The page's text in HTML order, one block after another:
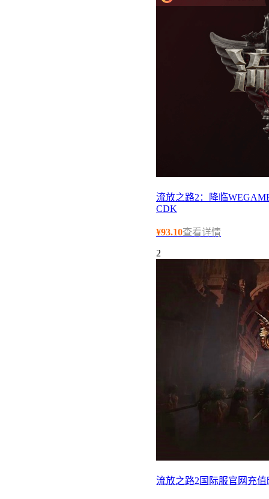
流放之路2：降临
CDK
¥93.10查看详情
2
流放之路2国际服官网充